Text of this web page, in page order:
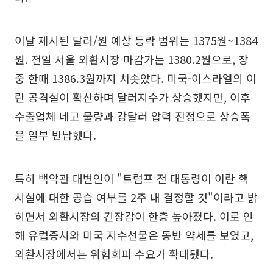
이날 제시된 달러/원 예상 등락 범위는 1375원~1384
원. 전일 서울 외환시장 마감가는 1380.2원으로, 장
중 한때 1386.3원까지 치솟았다. 미국-이스라엘의 이
란 공격설이 확산하며 달러지수가 상승했지만, 이후
수출업체 네고 물량과 강달러 압력 진정으로 상승폭
을 일부 반납했다.
특히 백악관 대변인이 "트럼프 전 대통령이 이란 핵
시설에 대한 공습 여부를 2주 내 결정할 것"이라고 밝
히면서 외환시장의 긴장감이 한층 높아졌다. 이로 인
해 유럽증시와 미국 지수선물은 동반 약세를 보였고,
외환시장에서는 위험회피 수요가 확대됐다.